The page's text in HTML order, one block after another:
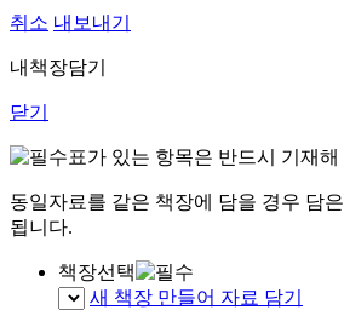
취소 내보내기
내책장담기
닫기
표가 있는 항목은 반드시 기재
동일자료를 같은 책장에 담을 경우 담
됩니다.
책장선택
새 책장 만들어 자료 담기